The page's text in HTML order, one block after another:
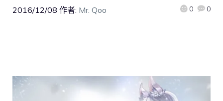
2016/12/08 作者: Mr. Qoo 0 0